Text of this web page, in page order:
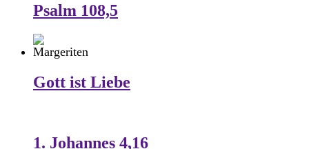
Psalm 108,5
Gott ist Liebe
1. Johannes 4,16